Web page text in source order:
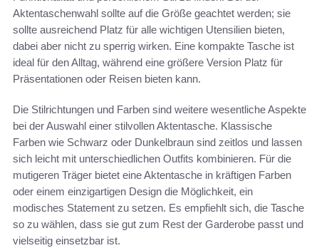
Aktentaschenwahl sollte auf die Größe geachtet werden; sie
sollte ausreichend Platz für alle wichtigen Utensilien bieten,
dabei aber nicht zu sperrig wirken. Eine kompakte Tasche ist
ideal für den Alltag, während eine größere Version Platz für
Präsentationen oder Reisen bieten kann.
Die Stilrichtungen und Farben sind weitere wesentliche Aspekte
bei der Auswahl einer stilvollen Aktentasche. Klassische
Farben wie Schwarz oder Dunkelbraun sind zeitlos und lassen
sich leicht mit unterschiedlichen Outfits kombinieren. Für die
mutigeren Träger bietet eine Aktentasche in kräftigen Farben
oder einem einzigartigen Design die Möglichkeit, ein
modisches Statement zu setzen. Es empfiehlt sich, die Tasche
so zu wählen, dass sie gut zum Rest der Garderobe passt und
vielseitig einsetzbar ist.